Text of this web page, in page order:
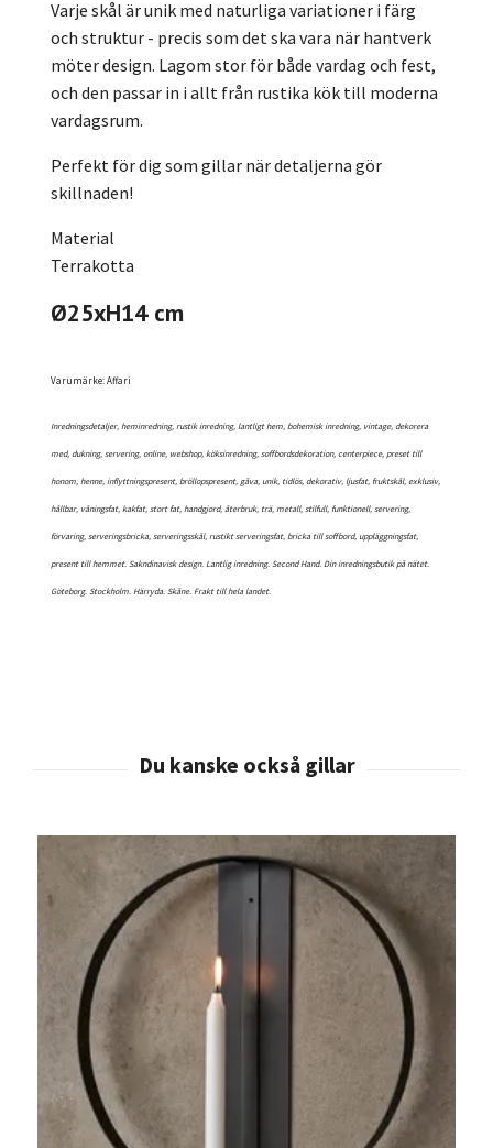
Varje skål är unik med naturliga variationer i färg
och struktur - precis som det ska vara när hantverk
möter design. Lagom stor för både vardag och fest,
och den passar in i allt från rustika kök till moderna
vardagsrum.
Perfekt för dig som gillar när detaljerna gör
skillnaden!
Material
Terrakotta
Ø25xH14 cm
Varumärke: Affari
Inredningsdetaljer, heminredning, rustik inredning, lantligt hem, bohemisk inredning, vintage, dekorera
med, dukning, servering, online, webshop, köksinredning, soffbordsdekoration, centerpiece, preset till
honom, henne, inflyttningspresent, bröllopspresent, gåva, unik, tidlös, dekorativ, ljusfat, fruktskål, exklusiv,
hållbar, våningsfat, kakfat, stort fat, handgjord, återbruk, trä, metall, stilfull, funktionell, servering,
förvaring, serveringsbricka, serveringsskål, rustikt serveringsfat, bricka till soffbord, uppläggningsfat,
present till hemmet. Sakndinavisk design. Lantlig inredning. Second Hand. Din inredningsbutik på nätet.
Göteborg. Stockholm. Härryda. Skåne. Frakt till hela landet.